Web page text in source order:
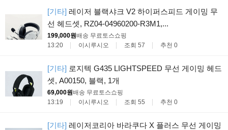
[기타] 레이저 블랙샤크 V2 하이퍼스피드 게이밍 무
선 헤드셋, RZ04-04960200-R3M1,...
199,000원배송 무료 토스쇼핑
13:20
이시루시오 조회 57 추천 0
[기타] 로지텍 G435 LIGHTSPEED 무선 게이밍 헤드
셋, A00150, 블랙, 1개
69,000원배송 무료 토스쇼핑
13:19
이시루시오 조회 55 추천 0
[기타] 레이저코리아 바라쿠다 X 플러스 무선 게이밍